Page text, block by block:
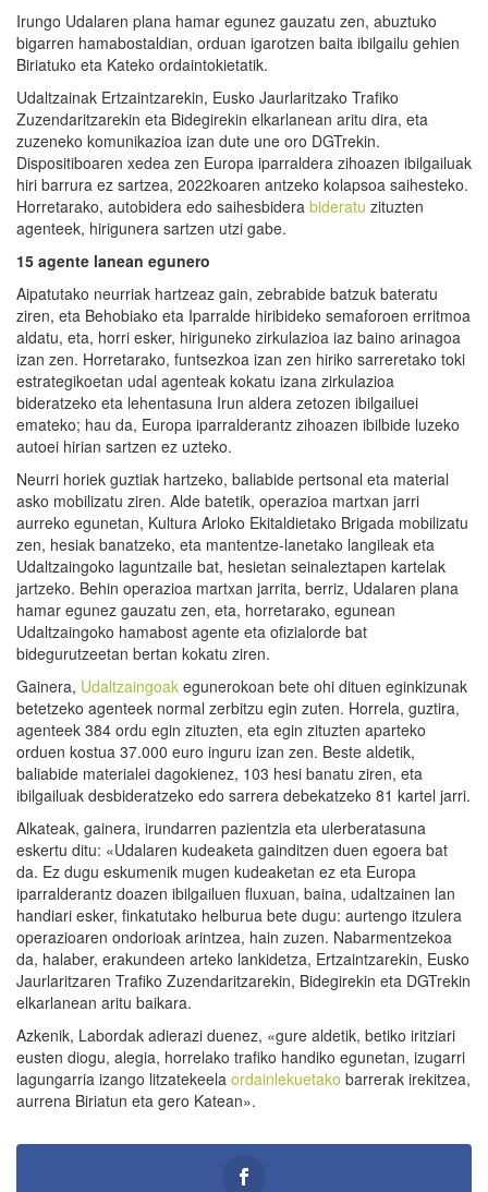
Irungo Udalaren plana hamar egunez gauzatu zen, abuztuko
bigarren hamabostaldian, orduan igarotzen baita ibilgailu gehien
Biriatuko eta Kateko ordaintokietatik.
Udaltzainak Ertzaintzarekin, Eusko Jaurlaritzako Trafiko
Zuzendaritzarekin eta Bidegirekin elkarlanean aritu dira, eta
zuzeneko komunikazioa izan dute une oro DGTrekin.
Dispositiboaren xedea zen Europa iparraldera zihoazen ibilgailuak
hiri barrura ez sartzea, 2022koaren antzeko kolapsoa saihesteko.
Horretarako, autobidera edo saihesbidera bideratu zituzten
agenteek, hirigunera sartzen utzi gabe.
15 agente lanean egunero
Aipatutako neurriak hartzeaz gain, zebrabide batzuk bateratu
ziren, eta Behobiako eta Iparralde hiribideko semaforoen erritmoa
aldatu, eta, horri esker, hiriguneko zirkulazioa iaz baino arinagoa
izan zen. Horretarako, funtsezkoa izan zen hiriko sarreretako toki
estrategikoetan udal agenteak kokatu izana zirkulazioa
bideratzeko eta lehentasuna Irun aldera zetozen ibilgailuei
emateko; hau da, Europa iparralderantz zihoazen ibilbide luzeko
autoei hirian sartzen ez uzteko.
Neurri horiek guztiak hartzeko, baliabide pertsonal eta material
asko mobilizatu ziren. Alde batetik, operazioa martxan jarri
aurreko egunetan, Kultura Arloko Ekitaldietako Brigada mobilizatu
zen, hesiak banatzeko, eta mantentze-lanetako langileak eta
Udaltzaingoko laguntzaile bat, hesietan seinaleztapen kartelak
jartzeko. Behin operazioa martxan jarrita, berriz, Udalaren plana
hamar egunez gauzatu zen, eta, horretarako, egunean
Udaltzaingoko hamabost agente eta ofizialorde bat
bidegurutzeetan bertan kokatu ziren.
Gainera, Udaltzaingoak egunerokoan bete ohi dituen eginkizunak
betetzeko agenteek normal zerbitzu egin zuten. Horrela, guztira,
agenteek 384 ordu egin zituzten, eta egin zituzten aparteko
orduen kostua 37.000 euro inguru izan zen. Beste aldetik,
baliabide materialei dagokienez, 103 hesi banatu ziren, eta
ibilgailuak desbideratzeko edo sarrera debekatzeko 81 kartel jarri.
Alkateak, gainera, irundarren pazientzia eta ulerberatasuna
eskertu ditu: «Udalaren kudeaketa gainditzen duen egoera bat
da. Ez dugu eskumenik mugen kudeaketan ez eta Europa
iparralderantz doazen ibilgailuen fluxuan, baina, udaltzainen lan
handiari esker, finkatutako helburua bete dugu: aurtengo itzulera
operazioaren ondorioak arintzea, hain zuzen. Nabarmentzekoa
da, halaber, erakundeen arteko lankidetza, Ertzaintzarekin, Eusko
Jaurlaritzaren Trafiko Zuzendaritzarekin, Bidegirekin eta DGTrekin
elkarlanean aritu baikara.
Azkenik, Labordak adierazi duenez, «gure aldetik, betiko iritziari
eusten diogu, alegia, horrelako trafiko handiko egunetan, izugarri
lagungarria izango litzatekeela ordainlekuetako barrerak irekitzea,
aurrena Biriatun eta gero Katean».